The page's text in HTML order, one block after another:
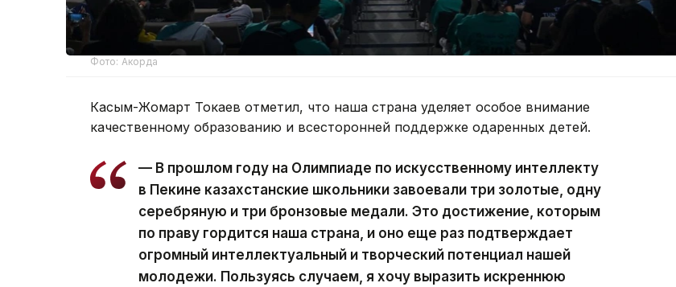
Фото: Акорда
Касым-Жомарт Токаев отметил, что наша страна уделяет особое внимание
качественному образованию и всесторонней поддержке одаренных детей.
— В прошлом году на Олимпиаде по искусственному интеллекту
в Пекине казахстанские школьники завоевали три золотые, одну
серебряную и три бронзовые медали. Это достижение, которым
по праву гордится наша страна, и оно еще раз подтверждает
огромный интеллектуальный и творческий потенциал нашей
молодежи. Пользуясь случаем, я хочу выразить искреннюю